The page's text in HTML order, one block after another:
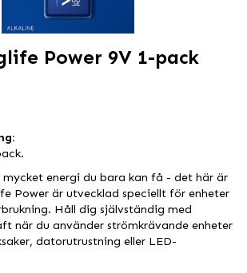
Power 9V 1-pack
mycket energi du bara kan få - det här är
Power är utvecklad speciellt för enheter
Håll dig självständig med
när du använder strömkrävande enheter
datorutrustning eller LED-